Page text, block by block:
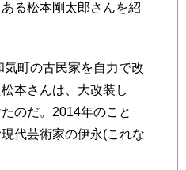
る松本剛太郎さんを紹
町の古民家を自力で改
本さんは、大改装し
のだ。2014年のこと
代芸術家の伊永(これな